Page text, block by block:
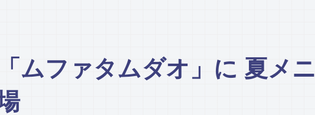
ムファタムダオ」に 夏メニ